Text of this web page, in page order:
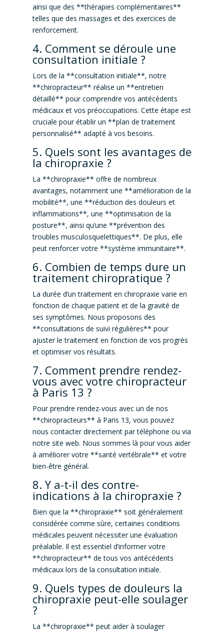
ainsi que des **thérapies complémentaires**
telles que des massages et des exercices de
renforcement.
4. Comment se déroule une
consultation initiale ?
Lors de la **consultation initiale**, notre
**chiropracteur** réalise un **entretien
détaillé** pour comprendre vos antécédents
médicaux et vos préoccupations. Cette étape est
cruciale pour établir un **plan de traitement
personnalisé** adapté à vos besoins.
5. Quels sont les avantages de
la chiropraxie ?
La **chiropraxie** offre de nombreux
avantages, notamment une **amélioration de la
mobilité**, une **réduction des douleurs et
inflammations**, une **optimisation de la
posture**, ainsi qu’une **prévention des
troubles musculosquelettiques**. De plus, elle
peut renforcer votre **système immunitaire**.
6. Combien de temps dure un
traitement chiropratique ?
La durée d’un traitement en chiropraxie varie en
fonction de chaque patient et de la gravité de
ses symptômes. Nous proposons des
**consultations de suivi régulières** pour
ajuster le traitement en fonction de vos progrès
et optimiser vos résultats.
7. Comment prendre rendez-
vous avec votre chiropracteur
à Paris 13 ?
Pour prendre rendez-vous avec un de nos
**chiropracteurs** à Paris 13, vous pouvez
nous contacter directement par téléphone ou via
notre site web. Nous sommes là pour vous aider
à améliorer votre **santé vertébrale** et votre
bien-être général.
8. Y a-t-il des contre-
indications à la chiropraxie ?
Bien que la **chiropraxie** soit généralement
considérée comme sûre, certaines conditions
médicales peuvent nécessiter une évaluation
préalable. Il est essentiel d’informer votre
**chiropracteur** de tous vos antécédents
médicaux lors de la consultation initiale.
9. Quels types de douleurs la
chiropraxie peut-elle soulager
?
La **chiropraxie** peut aider à soulager